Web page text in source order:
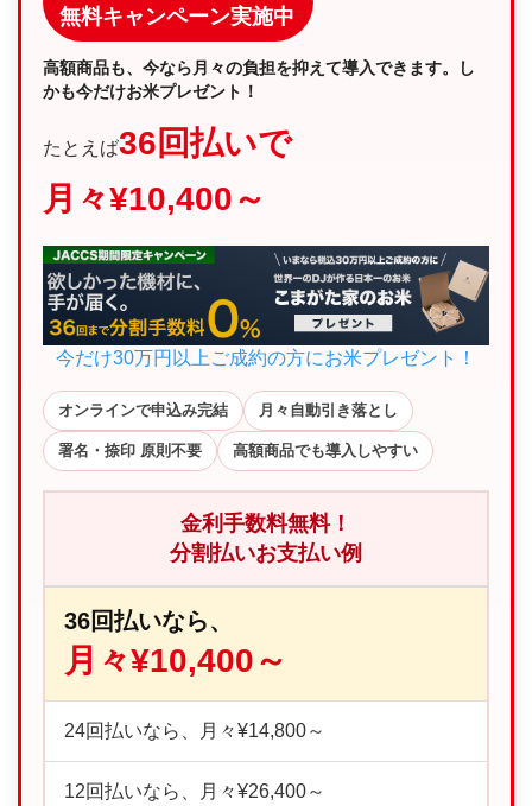
無料キャンペーン実施中
高額商品も、今なら月々の負担を抑えて導入できます。し
かも今だけお米プレゼント！
たとえば36回払いで
月々¥10,400～
今だけ30万円以上ご成約の方にお米プレゼント！
オンラインで申込み完結 月々自動引き落とし
署名・捺印 原則不要 高額商品でも導入しやすい
金利手数料無料！
分割払いお支払い例
36回払いなら、
月々¥10,400～
24回払いなら、月々¥14,800～
12回払いなら、月々¥26,400～